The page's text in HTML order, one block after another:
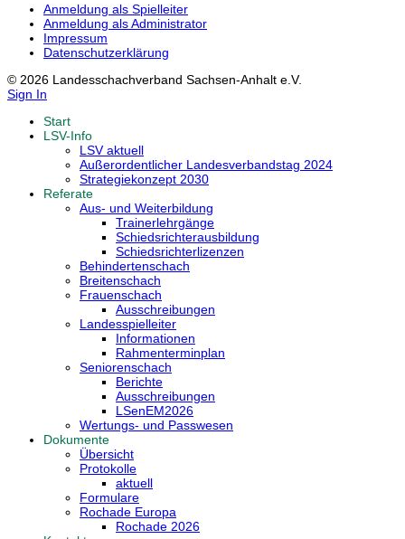
Anmeldung als Spielleiter
Anmeldung als Administrator
Impressum
Datenschutzerklärung
© 2026 Landesschachverband Sachsen-Anhalt e.V.
Sign In
Start
LSV-Info
LSV aktuell
Außerordentlicher Landesverbandstag 2024
Strategiekonzept 2030
Referate
Aus- und Weiterbildung
Trainerlehrgänge
Schiedsrichterausbildung
Schiedsrichterlizenzen
Behindertenschach
Breitenschach
Frauenschach
Ausschreibungen
Landesspielleiter
Informationen
Rahmenterminplan
Seniorenschach
Berichte
Ausschreibungen
LSenEM2026
Wertungs- und Passwesen
Dokumente
Übersicht
Protokolle
aktuell
Formulare
Rochade Europa
Rochade 2026